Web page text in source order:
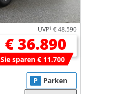
UVP1 € 48.590
€ 36.890
Sie sparen € 11.700
P Parken